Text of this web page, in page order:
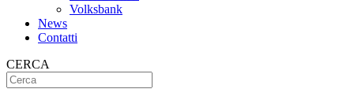
Volksbank
News
Contatti
CERCA